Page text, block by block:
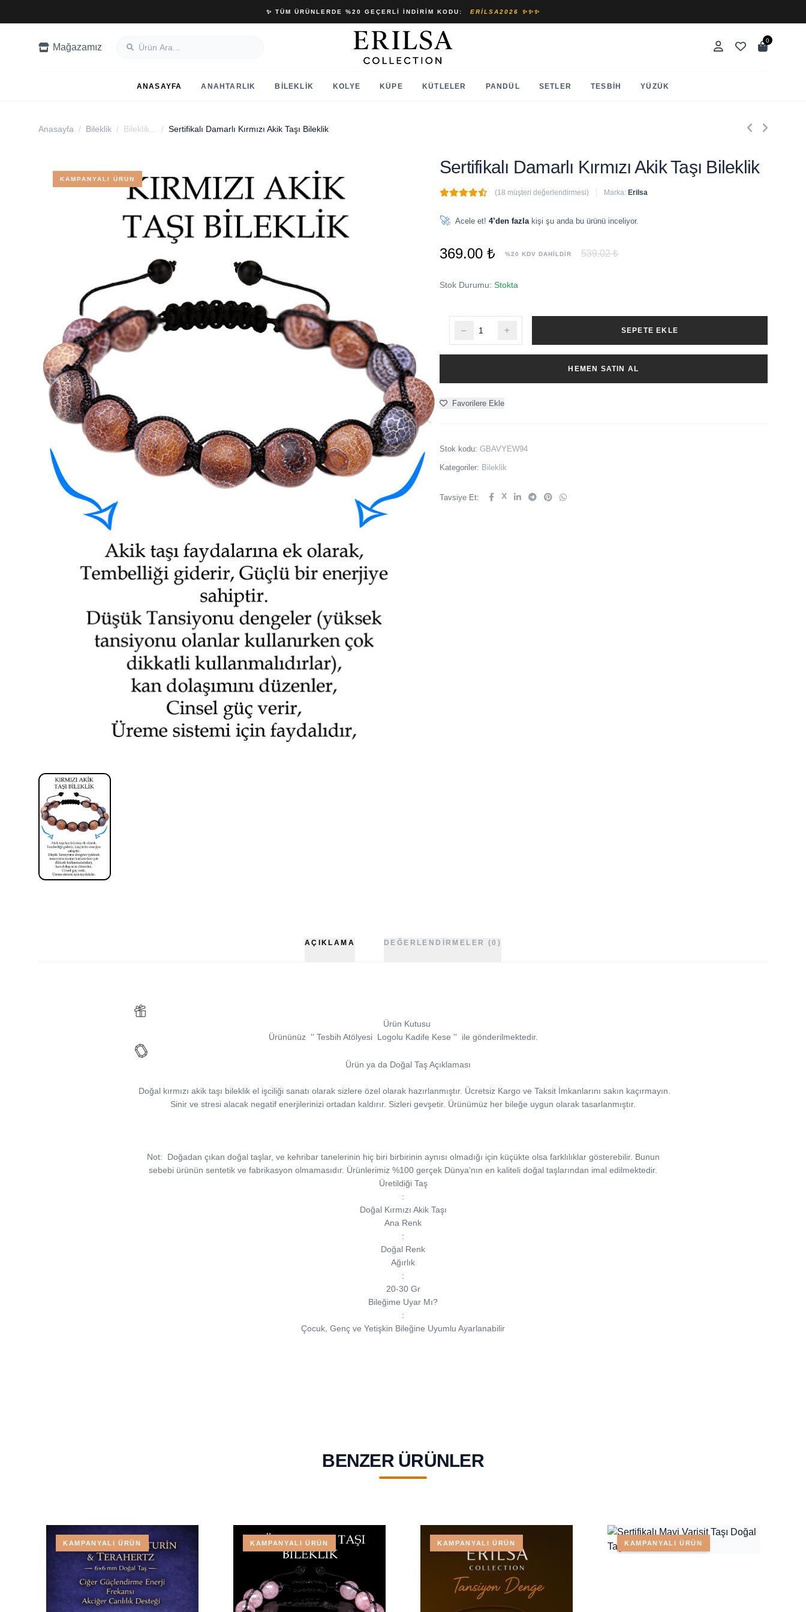
✨ TÜM ÜRÜNLERDE %20 GEÇERLI İNDIRIM KODU: ERILSA2026 ✨✨✨
Mağazamız
0
ANASAYFA ANAHTARLIK BILEKLIK KOLYE KÜPE KÜTLELER PANDÜL SETLER TESBIH YÜZÜK
Anasayfa / Bileklik / Bileklik... / Sertifikalı Damarlı Kırmızı Akik Taşı Bileklik
KAMPANYALI ÜRÜN
Sertifikalı Damarlı Kırmızı Akik Taşı Bileklik
(18 müşteri değerlendirmesi) Marka: Erilsa
🚀 Acele et! 4’den fazlakişi şu anda bu ürünü inceliyor.
369.00 ₺ %20 KDV DAHİLDİR 539.02 ₺
Stok Durumu: Stokta
SEPETE EKLE
HEMEN SATIN AL
Favorilere Ekle
Stok kodu: GBAVYEW94
Kategoriler: Bileklik
Tavsiye Et: X
AÇIKLAMA DEĞERLENDIRMELER (0)
Ürün Kutusu
Ürününüz '' Tesbih AtölyesiLogolu Kadife Kese '' ile gönderilmektedir.
Ürün ya da Doğal Taş Açıklaması
Doğal kırmızı akik taşı bileklik el işciliği sanatı olarak sizlere özel olarak hazırlanmıştır. Ücretsiz Kargo ve Taksit İmkanlarını sakın kaçırmayın.
Sinir ve stresi alacak negatif enerjilerinizi ortadan kaldırır. Sizleri gevşetir. Ürünümüz her bileğe uygun olarak tasarlanmıştır.
Not: Doğadan çıkan doğal taşlar, ve kehribar tanelerinin hiç biri birbirinin aynısı olmadığı için küçükte olsa farklılıklar gösterebilir. Bunun
sebebi ürünün sentetik ve fabrikasyon olmamasıdır. Ürünlerimiz %100 gerçek Dünya'nın en kaliteli doğal taşlarından imal edilmektedir.
Üretildiği Taş
:
Doğal Kırmızı Akik Taşı
Ana Renk
:
Doğal Renk
Ağırlık
:
20-30 Gr
Bileğime Uyar Mı?
:
Çocuk, Genç ve Yetişkin Bileğine Uyumlu Ayarlanabilir
BENZER ÜRÜNLER
KAMPANYALI ÜRÜN KAMPANYALI ÜRÜN KAMPANYALI ÜRÜN KAMPANYALI ÜRÜN